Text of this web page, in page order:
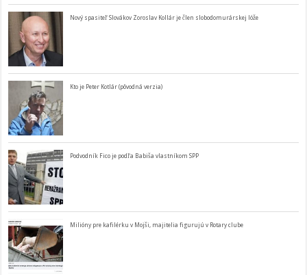
Nový spasiteľ Slovákov Zoroslav Kollár je člen slobodomurárskej lóže
Kto je Peter Kotlár (pôvodná verzia)
Podvodník Fico je podľa Babiša vlastníkom SPP
Milióny pre kafilérku v Mojši, majitelia figurujú v Rotary clube